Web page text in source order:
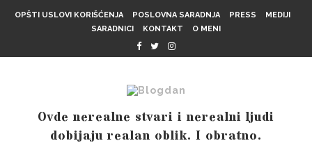
OPŠTI USLOVI KORIŠĆENJA POSLOVNA SARADNJA PRESS
MEDIJI
SARADNICI
KONTAKT O MENI
Ovde nerealne stvari i nerealni ljudi
dobijaju realan oblik. I obratno.